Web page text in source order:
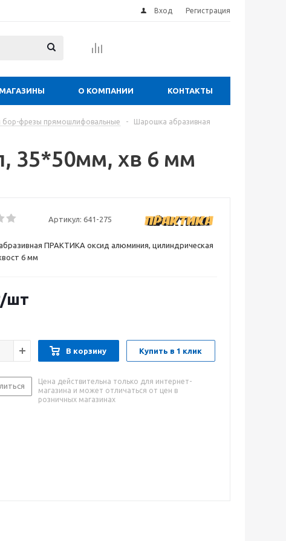
Вход Регистрация
МАГАЗИНЫ О КОМПАНИИ КОНТАКТЫ
бор-фрезы прямошлифовальные -
Шарошка абразивная
35*50мм, хв 6 мм
Артикул: 641-275
ПРАКТИКА оксид алюминия, цилиндрическая
6 мм
/шт
В корзину Купить в 1 клик
Цена действительна только для интернет-
магазина и может отличаться от цен в
розничных магазинах